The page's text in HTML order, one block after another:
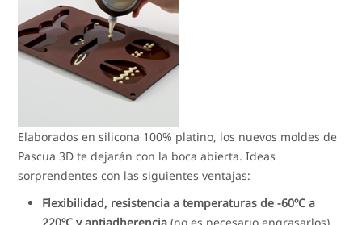
Elaborados en silicona 100% platino, los nuevos moldes de
Pascua 3D te dejarán con la boca abierta. Ideas
sorprendentes con las siguientes ventajas:
Flexibilidad, resistencia a temperaturas de -60ºC a
220ºC y antiadherencia (no es necesario engrasarlos).